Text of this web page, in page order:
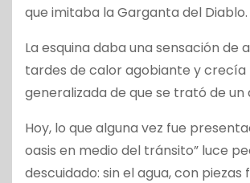
que imitaba la Garganta del Diablo.
La esquina daba una sensación de
tardes de calor agobiante y crecía
generalizada de que se trató de un
Hoy, lo que alguna vez fue
oasis en medio del tránsito” luce
descuidado: sin el agua, con piezas